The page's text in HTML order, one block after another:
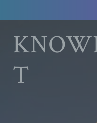
to
content
T